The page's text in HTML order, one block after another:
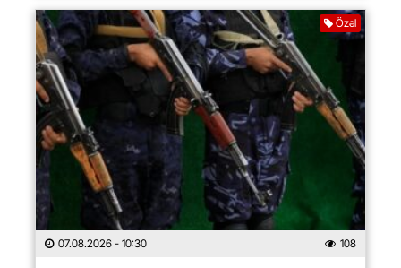
Özəl
07.08.2026 - 10:30 108